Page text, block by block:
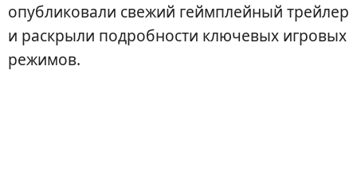
опубликовали свежий геймплейный трейлер
и раскрыли подробности ключевых игровых
режимов.